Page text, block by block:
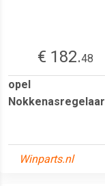
€ 182.48
opel
Nokkenasregelaar
Winparts.nl